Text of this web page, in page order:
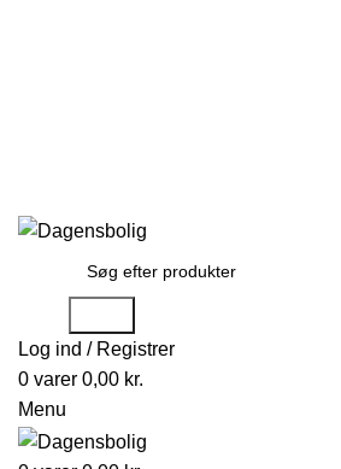
Log ind / Registrer
0 varer 0,00 kr.
Menu